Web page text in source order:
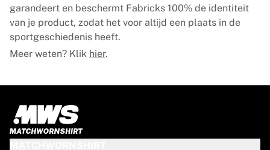
garandeert en beschermt Fabricks 100% de identiteit
van je product, zodat het voor altijd een plaats in de
sportgeschiedenis heeft.
Meer weten? Klik hier.